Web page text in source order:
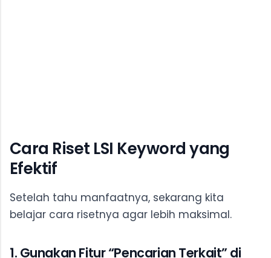
Cara Riset LSI Keyword yang
Efektif
Setelah tahu manfaatnya, sekarang kita
belajar cara risetnya agar lebih maksimal.
1. Gunakan Fitur “Pencarian Terkait” di